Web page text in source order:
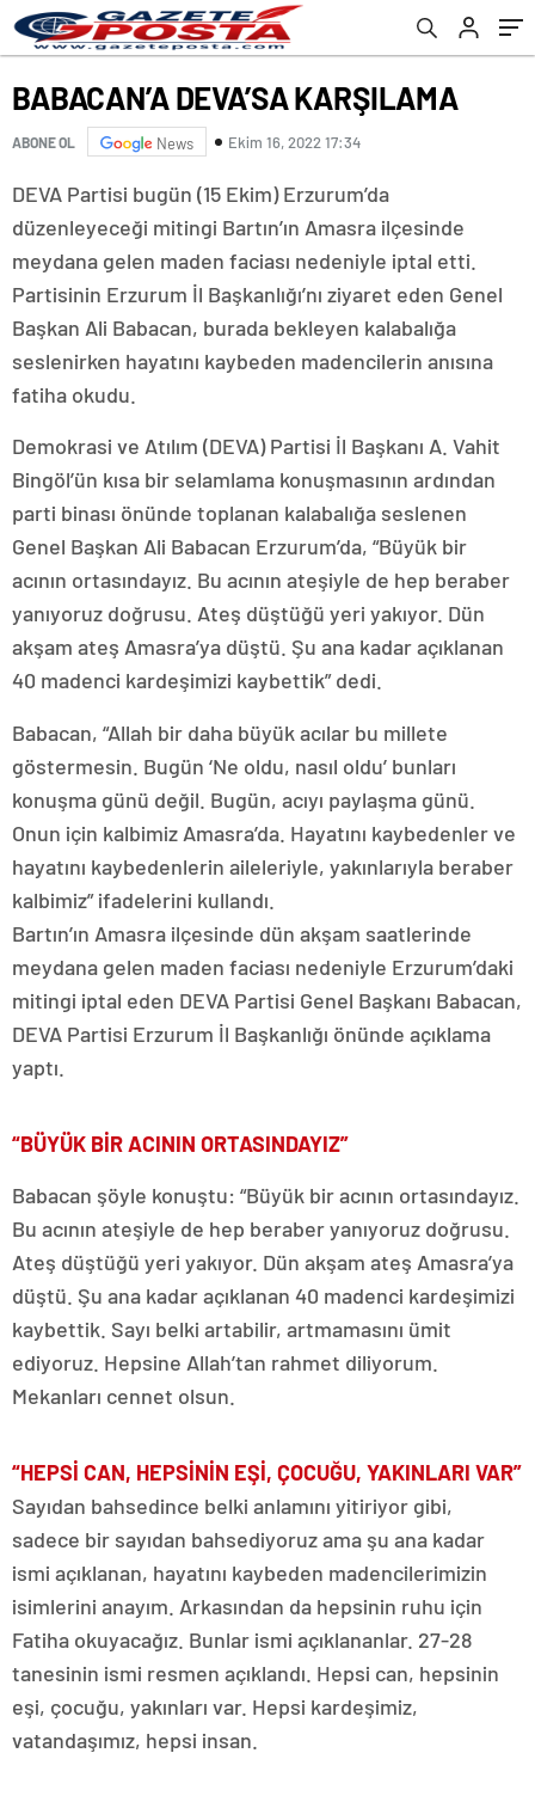
BABACAN’A DEVA’SA KARŞILAMA
ABONE OL News Ekim 16, 2022 17:34
DEVA Partisi bugün (15 Ekim) Erzurum’da
düzenleyeceği mitingi Bartın’ın Amasra ilçesinde
meydana gelen maden faciası nedeniyle iptal etti.
Partisinin Erzurum İl Başkanlığı’nı ziyaret eden Genel
Başkan Ali Babacan, burada bekleyen kalabalığa
seslenirken hayatını kaybeden madencilerin anısına
fatiha okudu.
Demokrasi ve Atılım (DEVA) Partisi İl Başkanı A. Vahit
Bingöl’ün kısa bir selamlama konuşmasının ardından
parti binası önünde toplanan kalabalığa seslenen
Genel Başkan Ali Babacan Erzurum’da, “Büyük bir
acının ortasındayız. Bu acının ateşiyle de hep beraber
yanıyoruz doğrusu. Ateş düştüğü yeri yakıyor. Dün
akşam ateş Amasra’ya düştü. Şu ana kadar açıklanan
40 madenci kardeşimizi kaybettik” dedi.
Babacan, “Allah bir daha büyük acılar bu millete
göstermesin. Bugün ‘Ne oldu, nasıl oldu’ bunları
konuşma günü değil. Bugün, acıyı paylaşma günü.
Onun için kalbimiz Amasra’da. Hayatını kaybedenler ve
hayatını kaybedenlerin aileleriyle, yakınlarıyla beraber
kalbimiz” ifadelerini kullandı.
Bartın’ın Amasra ilçesinde dün akşam saatlerinde
meydana gelen maden faciası nedeniyle Erzurum’daki
mitingi iptal eden DEVA Partisi Genel Başkanı Babacan,
DEVA Partisi Erzurum İl Başkanlığı önünde açıklama
yaptı.
“BÜYÜK BİR ACININ ORTASINDAYIZ”
Babacan şöyle konuştu: “Büyük bir acının ortasındayız.
Bu acının ateşiyle de hep beraber yanıyoruz doğrusu.
Ateş düştüğü yeri yakıyor. Dün akşam ateş Amasra’ya
düştü. Şu ana kadar açıklanan 40 madenci kardeşimizi
kaybettik. Sayı belki artabilir, artmamasını ümit
ediyoruz. Hepsine Allah’tan rahmet diliyorum.
Mekanları cennet olsun.
“HEPSİ CAN, HEPSİNİN EŞİ, ÇOCUĞU, YAKINLARI VAR”
Sayıdan bahsedince belki anlamını yitiriyor gibi,
sadece bir sayıdan bahsediyoruz ama şu ana kadar
ismi açıklanan, hayatını kaybeden madencilerimizin
isimlerini anayım. Arkasından da hepsinin ruhu için
Fatiha okuyacağız. Bunlar ismi açıklananlar. 27-28
tanesinin ismi resmen açıklandı. Hepsi can, hepsinin
eşi, çocuğu, yakınları var. Hepsi kardeşimiz,
vatandaşımız, hepsi insan.